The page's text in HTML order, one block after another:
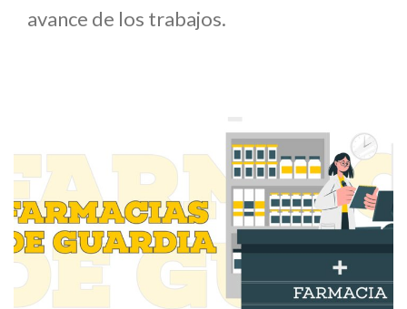
avance de los trabajos.